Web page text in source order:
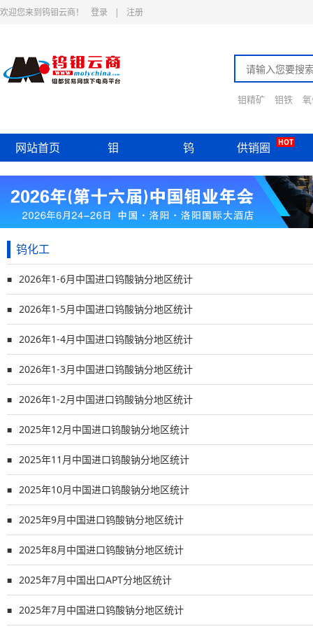
欢迎您来到钨钼云商！ 登录 | 注册
钼精矿 钼铁
网站首页 钼 钨 供销圈 HOT
钨化工
■ 2026年1-6月中国进口钨酸钠分地区统计
■ 2026年1-5月中国进口钨酸钠分地区统计
■ 2026年1-4月中国进口钨酸钠分地区统计
■ 2026年1-3月中国进口钨酸钠分地区统计
■ 2026年1-2月中国进口钨酸钠分地区统计
■ 2025年12月中国进口钨酸钠分地区统计
■ 2025年11月中国进口钨酸钠分地区统计
■ 2025年10月中国进口钨酸钠分地区统计
■ 2025年9月中国进口钨酸钠分地区统计
■ 2025年8月中国进口钨酸钠分地区统计
■ 2025年7月中国出口APT分地区统计
■ 2025年7月中国进口钨酸钠分地区统计